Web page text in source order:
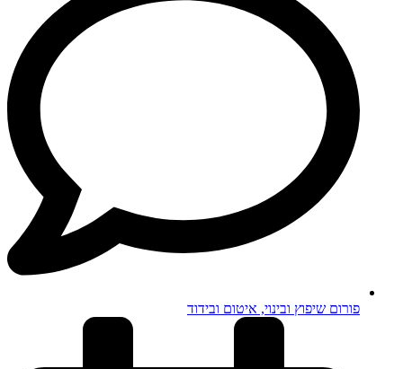
פורום שיפוץ ובינוי, איטום ובידוד